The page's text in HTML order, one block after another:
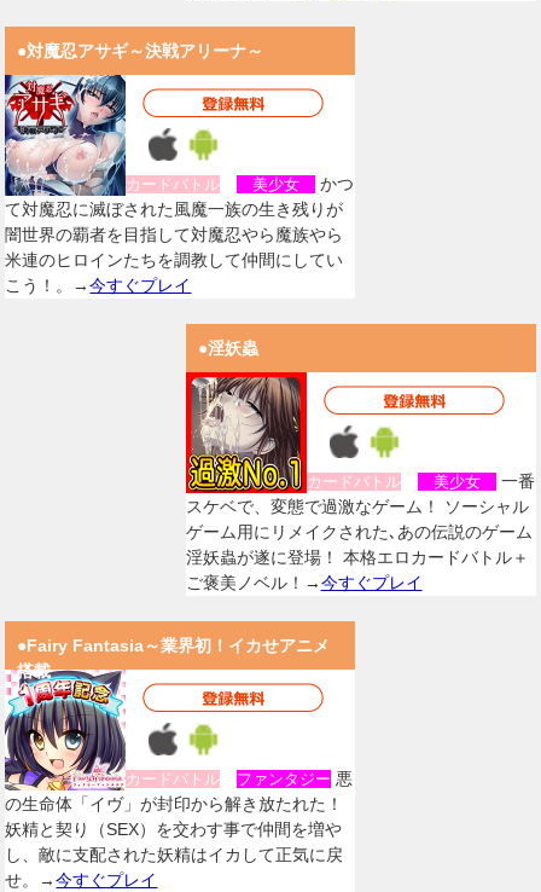
●対魔忍アサギ～決戦アリーナ～
カードバトル 美少女
かつ
て対魔忍に滅ぼされた風魔一族の生き残りが
闇世界の覇者を目指して対魔忍やら魔族やら
米連のヒロインたちを調教して仲間にしてい
こう！。→今すぐプレイ
●淫妖蟲
カードバトル 美少女
一番
スケベで、変態で過激なゲーム！ ソーシャル
ゲーム用にリメイクされた､あの伝説のゲーム
淫妖蟲が遂に登場！ 本格エロカードバトル＋
ご褒美ノベル！→今すぐプレイ
●Fairy Fantasia～業界初！イカせアニメ
搭載
カードバトル ファンタジー 悪
の生命体「イヴ」が封印から解き放たれた！
妖精と契り（SEX）を交わす事で仲間を増や
し、敵に支配された妖精はイカして正気に戻
せ。→今すぐプレイ